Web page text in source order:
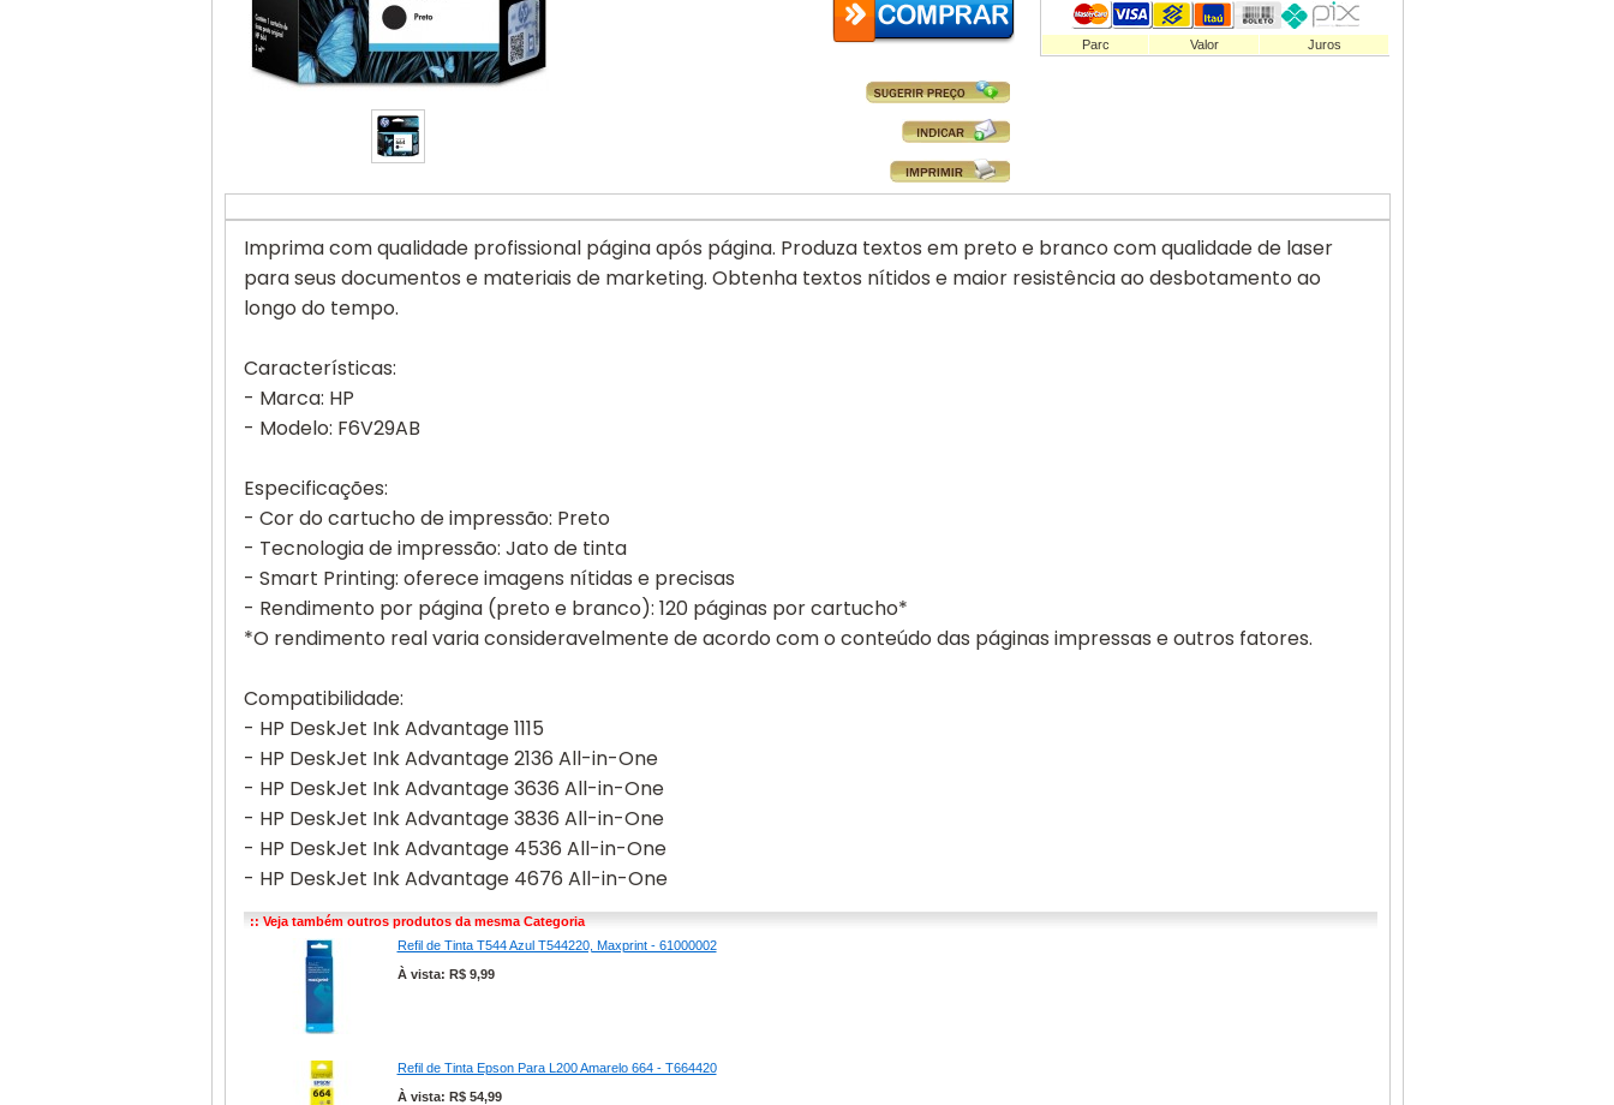
Parc Valor Juros
Imprima com qualidade profissional página após página. Produza textos em preto e branco com qualidade de laser
para seus documentos e materiais de marketing. Obtenha textos nítidos e maior resistência ao desbotamento ao
longo do tempo.
Características:
- Marca: HP
- Modelo: F6V29AB
Especificações:
- Cor do cartucho de impressão: Preto
- Tecnologia de impressão: Jato de tinta
- Smart Printing: oferece imagens nítidas e precisas
- Rendimento por página (preto e branco): 120 páginas por cartucho*
*O rendimento real varia consideravelmente de acordo com o conteúdo das páginas impressas e outros fatores.
Compatibilidade:
- HP DeskJet Ink Advantage 1115
- HP DeskJet Ink Advantage 2136 All-in-One
- HP DeskJet Ink Advantage 3636 All-in-One
- HP DeskJet Ink Advantage 3836 All-in-One
- HP DeskJet Ink Advantage 4536 All-in-One
- HP DeskJet Ink Advantage 4676 All-in-One
:: Veja também outros produtos da mesma Categoria
Refil de Tinta T544 Azul T544220, Maxprint - 61000002
À vista: R$ 9,99
Refil de Tinta Epson Para L200 Amarelo 664 - T664420
À vista: R$ 54,99